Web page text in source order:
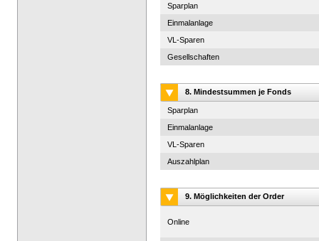
Sparplan
Einmalanlage
VL-Sparen
Gesellschaften
8. Mindestsummen je Fonds
Sparplan
Einmalanlage
VL-Sparen
Auszahlplan
9. Möglichkeiten der Order
Online